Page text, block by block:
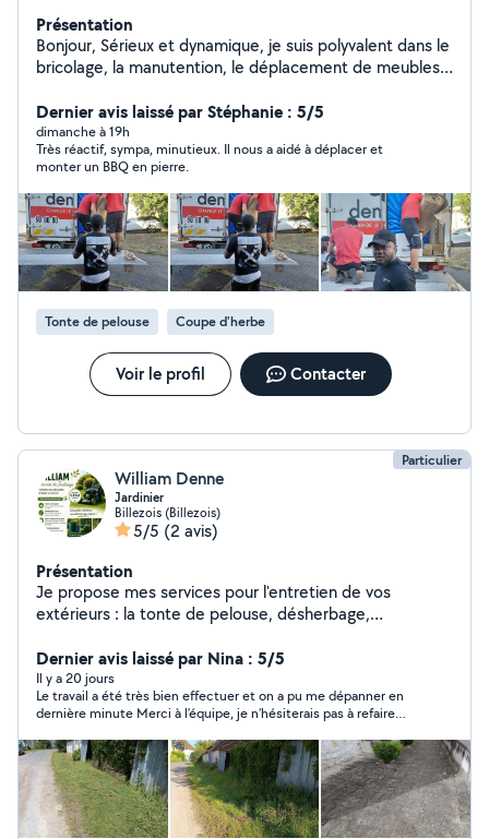
Présentation
Bonjour, Sérieux et dynamique, je suis polyvalent dans le
bricolage, la manutention, le déplacement de meubles
également réaliser des petites livraisons. J'adapte mes
Dernier avis laissé par Stéphanie : 5/5
dimanche à 19h
Très réactif, sympa, minutieux. Il nous a aidé à déplacer et
monter un BBQ en pierre.
Tonte de pelouse Coupe d'herbe
Voir le profil Contacter
Particulier
William Denne
Jardinier
Billezois (Billezois)
5/5 (2 avis)
Présentation
Je propose mes services pour l'entretien de vos
extérieurs : la tonte de pelouse, désherbage,
taille de haies et arbustes et évacuation des déchets
verts. Entretien régulier ou ponctuel de vos jardins.
Sérieux, ponctuel et soigneux, je réalise un travail propre
et adapté à vos besoins. N'hésitez pas à me contacter
pour toute demande de renseignement ou devis.
Possibilité de règlement en CESU. À bientôt, William.
Dernier avis laissé par Nina : 5/5
Il y a 20 jours
Le travail a été très bien effectuer et on a pu me dépanner en
dernière minute Merci à l’équipe, je n’hésiterais pas à refaire